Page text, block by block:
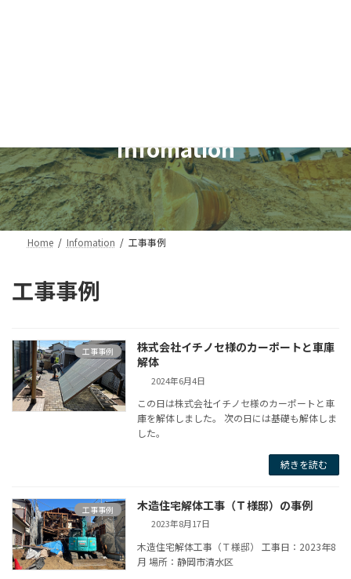
プ
動
Infomation
Home Infomation 工事事例
工事事例
工事事例
株式会社イチノセ様のカーポートと車庫
解体
2024年6月4日
この日は株式会社イチノセ様のカーポートと車
庫を解体しました。 次の日には基礎も解体しま
した。
続きを読む
工事事例 木造住宅解体工事（Ｔ様邸）の事例
2023年8月17日
木造住宅解体工事（Ｔ様邸） 工事日：2023年8
月 場所：静岡市清水区